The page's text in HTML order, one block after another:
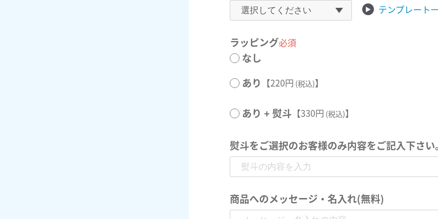
テンプレート
ラッピング必須
なし
あり 【220円 (税込)】
あり + 熨斗 【330円 (税込)】
熨斗をご選択のお客様のみ内容をご記入下さい
商品へのメッセージ・名入れ(無料)